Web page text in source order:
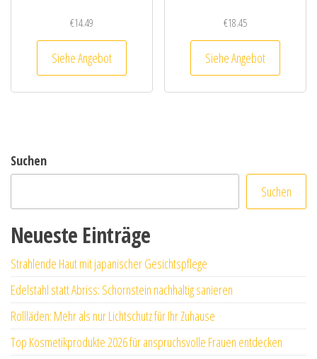
€14.49
Siehe Angebot
€18.45
Siehe Angebot
Suchen
Suchen
Neueste Einträge
Strahlende Haut mit japanischer Gesichtspflege
Edelstahl statt Abriss: Schornstein nachhaltig sanieren
Rollläden: Mehr als nur Lichtschutz für Ihr Zuhause
Top Kosmetikprodukte 2026 für anspruchsvolle Frauen entdecken